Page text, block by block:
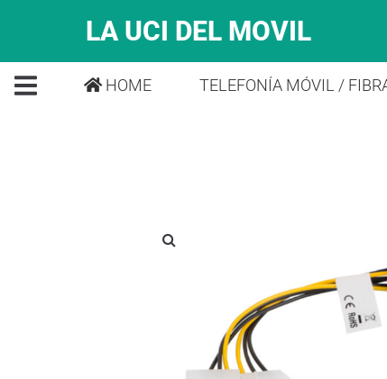
LA UCI DEL MOVIL
HOME TELEFONÍA MÓVIL /